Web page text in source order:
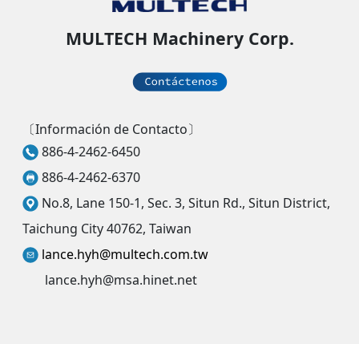
MULTECH Machinery Corp.
〔Información de Contacto〕
886-4-2462-6450
886-4-2462-6370
No.8, Lane 150-1, Sec. 3, Situn Rd., Situn District,
Taichung City 40762, Taiwan
lance.hyh@multech.com.tw
lance.hyh@msa.hinet.net